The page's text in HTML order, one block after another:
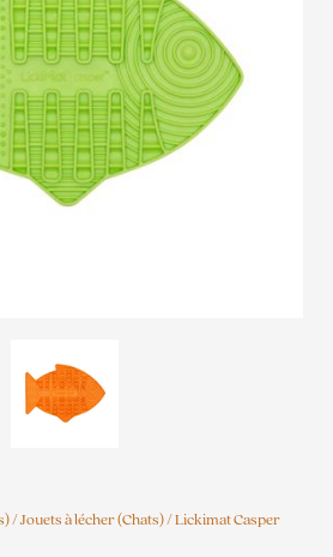
/Jouets à lécher (Chats)/ Lickimat Casper